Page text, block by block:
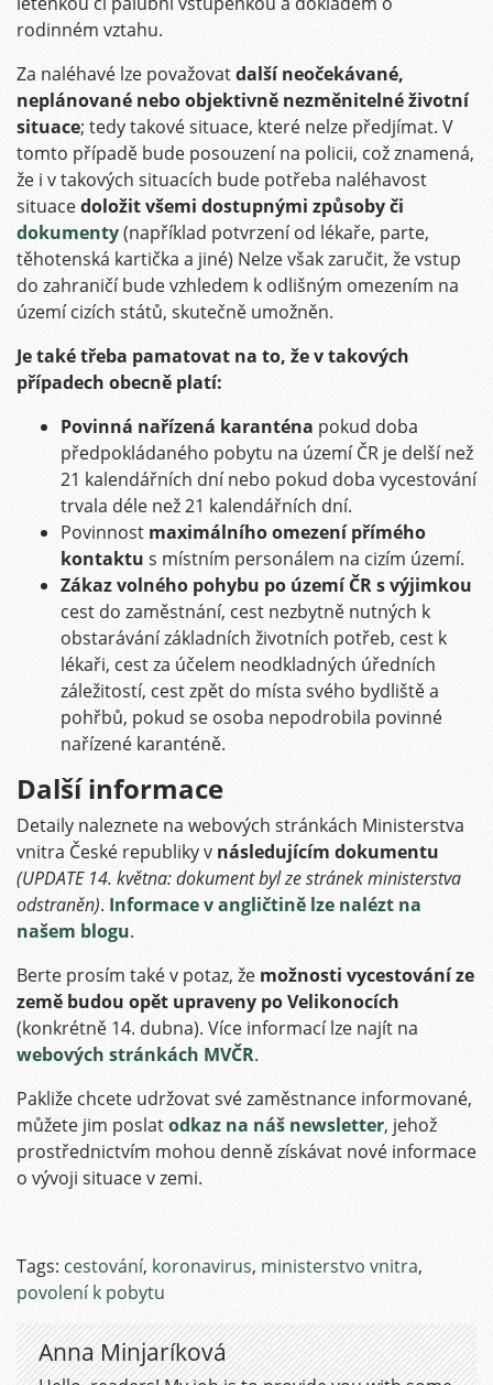
rodinném vztahu.
Za naléhavé lze považovatdalší neočekávané,
neplánované nebo objektivně nezměnitelné životní
situace; tedy takové situace, které nelze předjímat. V
tomto případě bude posouzení na policii, což znamená,
že i v takových situacích bude potřeba naléhavost
situacedoložit všemi dostupnými způsoby či
dokumenty(například potvrzení od lékaře, parte,
těhotenská kartička a jiné) Nelze však zaručit, že vstup
do zahraničí bude vzhledem k odlišným omezením na
území cizích států, skutečně umožněn.
Je také třeba pamatovat na to, že v takových
případech obecně platí:
Povinná nařízená karanténa pokud doba
předpokládaného pobytu na území ČR je delší než
21 kalendářních dní nebo pokud doba vycestování
trvala déle než 21 kalendářních dní.
Povinnost maximálního omezení přímého
kontaktu s místním personálem na cizím území.
Zákaz volného pohybu po území ČR s výjimkou
cest do zaměstnání, cest nezbytně nutných k
obstarávání základních životních potřeb, cest k
lékaři, cest za účelem neodkladných úředních
záležitostí, cest zpět do místa svého bydliště a
pohřbů, pokud se osoba nepodrobila povinné
nařízené karanténě.
Další informace
Detaily naleznete na webových stránkách Ministerstva
vnitra České republiky v následujícím dokumentu
(UPDATE 14. května: dokument byl ze stránek ministerstva
odstraněn). Informace v angličtině lze nalézt na
našem blogu.
Berte prosím také v potaz, že možnosti vycestování ze
země budou opět upraveny po Velikonocích
(konkrétně 14. dubna). Více informací lze najít na
webových stránkách MVČR.
Pakliže chcete udržovat své zaměstnance informované,
můžete jim poslatodkaz na náš newsletter, jehož
prostřednictvím mohou denně získávat nové informace
o vývoji situace v zemi.
Tags: cestování, koronavirus, ministerstvo vnitra,
povolení k pobytu
Anna Minjaríková